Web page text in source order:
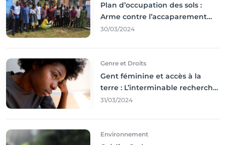
Plan d’occupation des sols :
Arme contre l’accaparement
des terres
30/03/2024
Genre et Droits
Gent féminine et accès à la
terre : L’interminable recherche
des droits
31/03/2024
Environnement